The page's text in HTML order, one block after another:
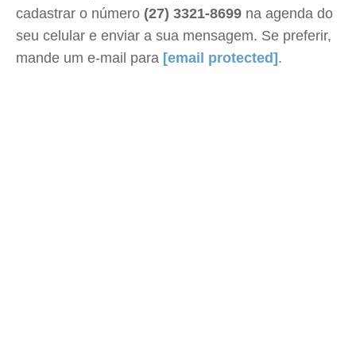
cadastrar o número (27) 3321-8699 na agenda do
seu celular e enviar a sua mensagem. Se preferir,
mande um e-mail para [email protected].